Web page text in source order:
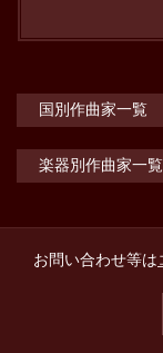
国別作曲家一覧
楽器別作曲家一覧
お問い合わせ等は